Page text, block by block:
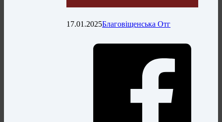
17.01.2025Благовіщенська Отг